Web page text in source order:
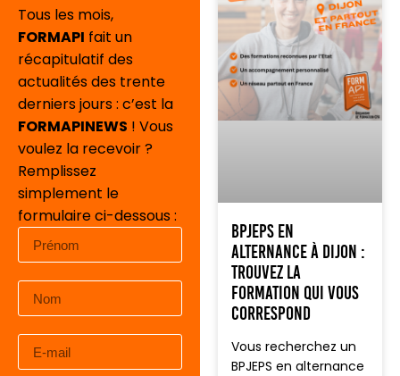
Tous les mois,
FORMAPI fait un
récapitulatif des
actualités des trente
derniers jours : c’est la
FORMAPINEWS ! Vous
voulez la recevoir ?
Remplissez
simplement le
formulaire ci-dessous :
BPJEPS en
alternance à Dijon :
trouvez la
formation qui vous
correspond
Vous recherchez un
BPJEPS en alternance